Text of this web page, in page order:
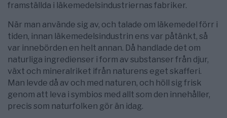
framställda i läkemedelsindustriernas fabriker.
När man använde sig av, och talade om läkemedel förr i
tiden, innan läkemedelsindustrin ens var påtänkt, så
var innebörden en helt annan. Då handlade det om
naturliga ingredienser i form av substanser från djur,
växt och mineralriket ifrån naturens eget skafferi.
Man levde då av och med naturen, och höll sig frisk
genom att leva i symbios med allt som den innehåller,
precis som naturfolken gör än idag.